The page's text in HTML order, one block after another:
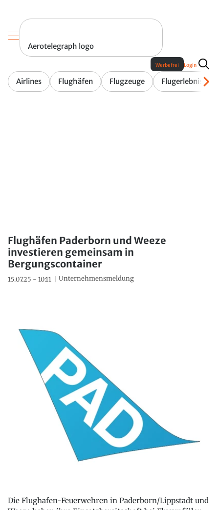
Aerotelegraph logo
Airlines Flughäfen Flugzeuge Flugerlebnis
Werbefrei Login
Flughäfen Paderborn und Weeze
investieren gemeinsam in
Bergungscontainer
15.07.25 - 10:11 Unternehmensmeldung
Die Flughafen-Feuerwehren in Paderborn/Lippstadt und